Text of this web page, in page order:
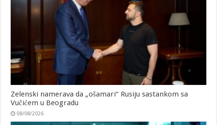
Zelenski namerava da „ošamari“ Rusiju sastankom sa
Vučićem u Beogradu
08/08/2026